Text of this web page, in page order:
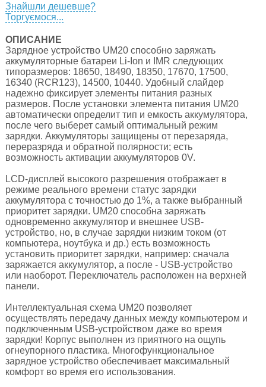
Знайшли дешевше?
Торгуємося...
ОПИСАНИЕ
Зарядное устройство UM20 способно заряжать
аккумуляторные батареи Li-Ion и IMR следующих
типоразмеров: 18650, 18490, 18350, 17670, 17500,
16340 (RCR123), 14500, 10440. Удобный слайдер
надежно фиксирует элементы питания разных
размеров. После установки элемента питания UM20
автоматически определит тип и емкость аккумулятора,
после чего выберет самый оптимальный режим
зарядки. Аккумуляторы защищены от перезаряда,
переразряда и обратной полярности; есть
возможность активации аккумуляторов 0V.
LCD-дисплей высокого разрешения отображает в
режиме реального времени статус зарядки
аккумулятора с точностью до 1%, а также выбранный
приоритет зарядки. UM20 способна заряжать
одновременно аккумулятор и внешнее USB-
устройство, но, в случае зарядки низким током (от
компьютера, ноутбука и др.) есть возможность
установить приоритет зарядки, например: сначала
заряжается аккумулятор, а после - USB-устройство
или наоборот. Переключатель расположен на верхней
панели.
Интеллектуальная схема UM20 позволяет
осуществлять передачу данных между компьютером и
подключенным USB-устройством даже во время
зарядки! Корпус выполнен из приятного на ощупь
огнеупорного пластика. Многофункциональное
зарядное устройство обеспечивает максимальный
комфорт во время его использования.